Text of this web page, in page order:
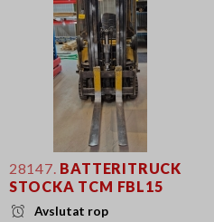
28147. BATTERITRUCK
STOCKA TCM FBL15
Avslutat rop